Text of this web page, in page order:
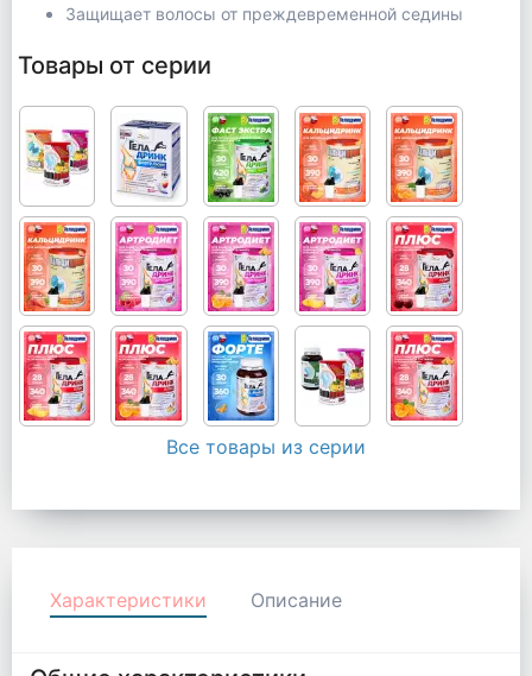
Защищает волосы от преждевременной седины
Товары от серии
Все товары из серии
Характеристики Описание